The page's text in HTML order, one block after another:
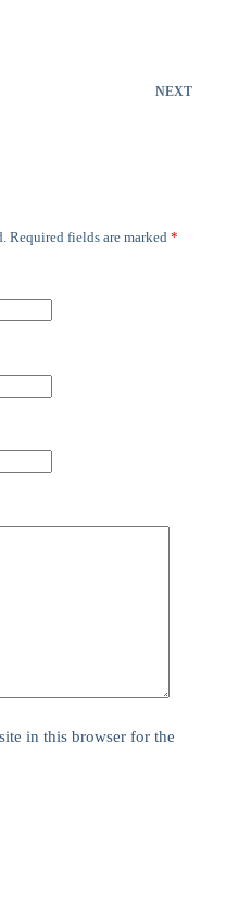
NEXT
Required fields are marked *
in this browser for the